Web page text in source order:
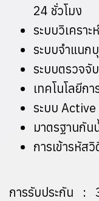
24 ชั่วโมง
ระบบวิเครา
ระบบจำแนก
ระบบตรวจจั
เทคโนโลยีก
ระบบ
มาตรฐานกั
การเข้ารหัส
การรับประกัน :